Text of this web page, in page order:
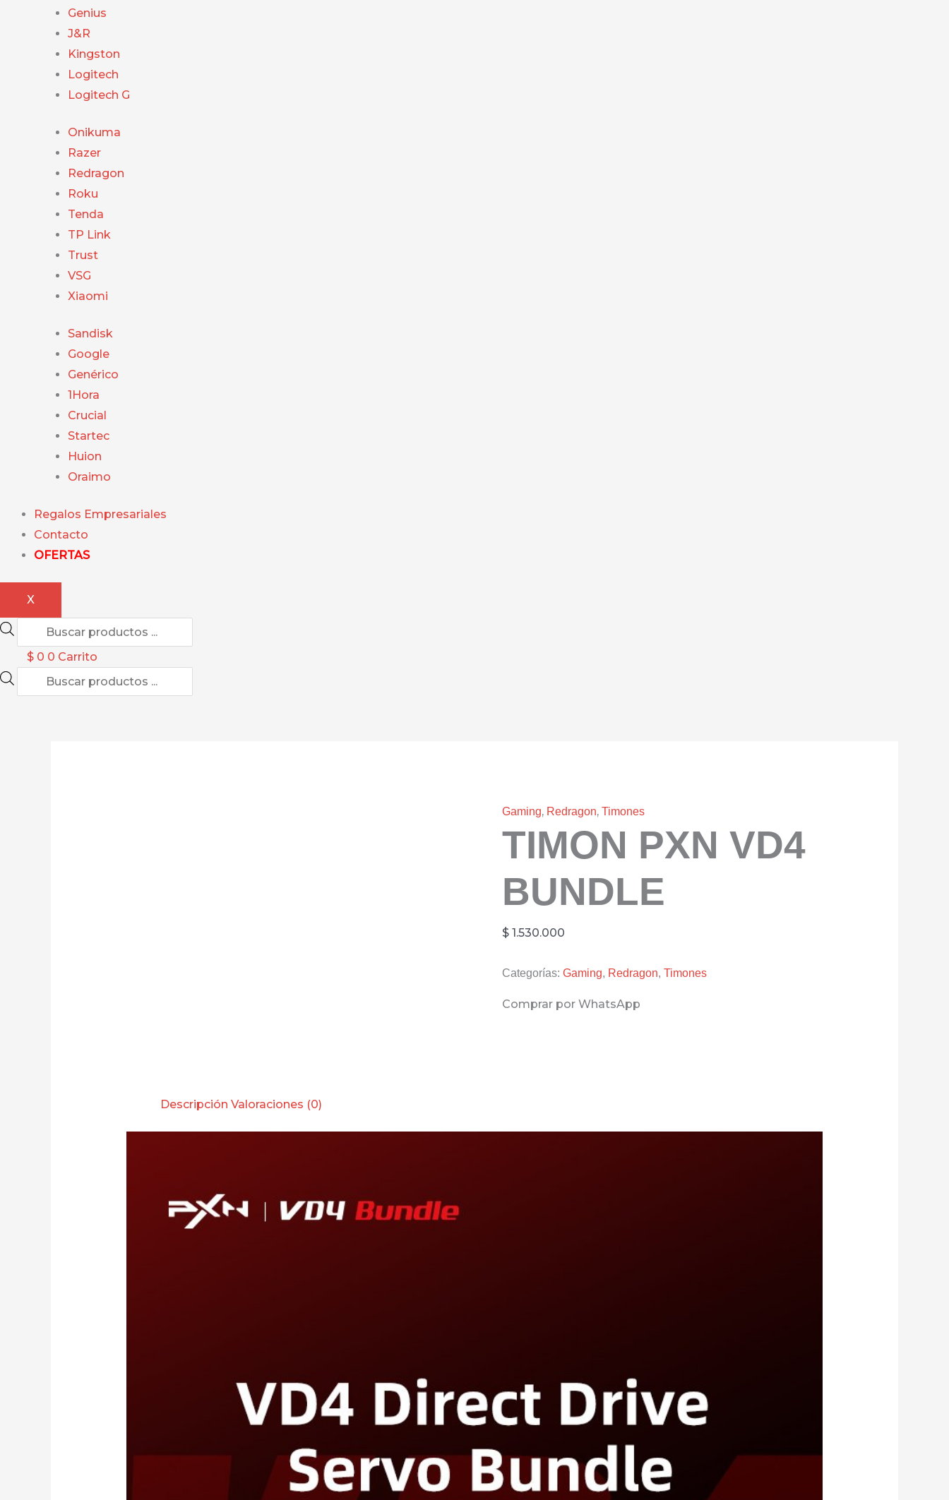
Genius
J&R
Kingston
Logitech
Logitech G
Onikuma
Razer
Redragon
Roku
Tenda
TP Link
Trust
VSG
Xiaomi
Sandisk
Google
Genérico
1Hora
Crucial
Startec
Huion
Oraimo
Regalos Empresariales
Contacto
OFERTAS
X
$ 0 0 Carrito
Gaming, Redragon,Timones
TIMON PXN VD4
BUNDLE
$ 1.530.000
Categorías:Gaming, Redragon,Timones
Comprar por WhatsApp
Descripción Valoraciones (0)